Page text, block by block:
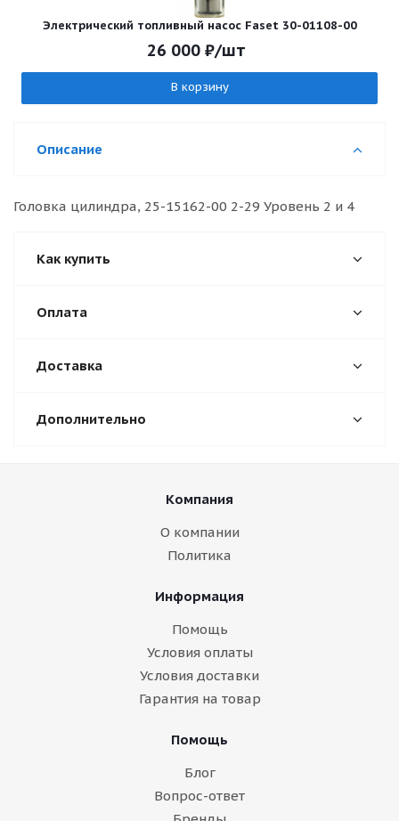
Электрический топливный насос Faset 30-01108-00
26 000 ₽/шт
В корзину
Описание
Головка цилиндра, 25-15162-00 2-29 Уровень 2 и 4
Как купить
Оплата
Доставка
Дополнительно
Компания
О компании
Политика
Информация
Помощь
Условия оплаты
Условия доставки
Гарантия на товар
Помощь
Блог
Вопрос-ответ